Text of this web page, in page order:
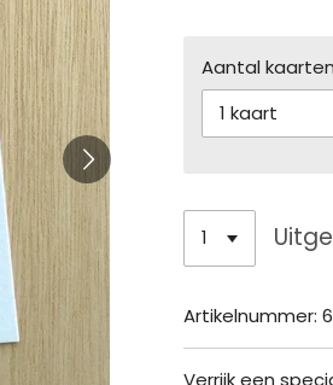
Aantal kaarten
Artikelnummer:
Verrijk een